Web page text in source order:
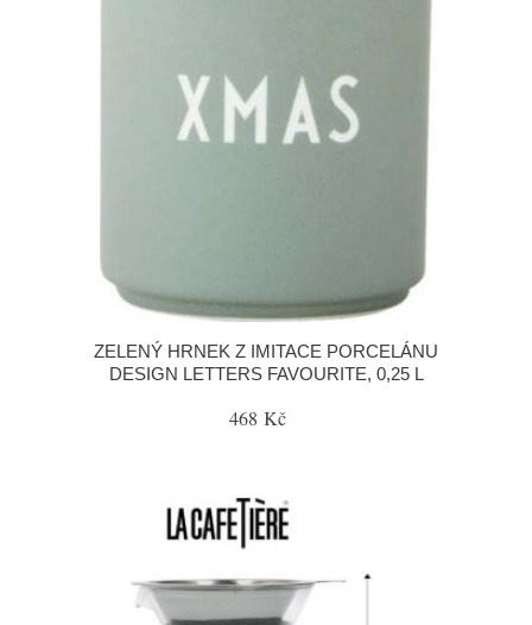
ZELENÝ HRNEK Z IMITACE PORCELÁNU
DESIGN LETTERS FAVOURITE, 0,25 L
468 Kč